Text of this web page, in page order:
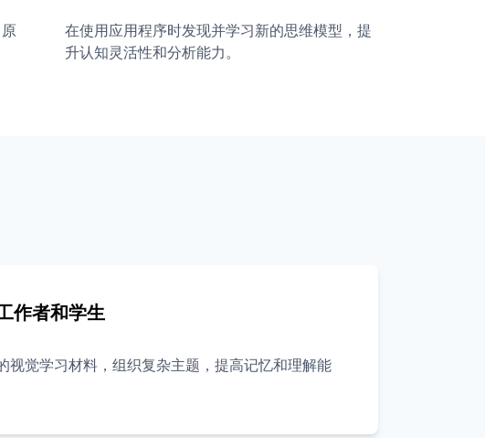
在使用应用程序时发现并学习新的思维模型，提
升认知灵活性和分析能力。
作者和学生
视觉学习材料，组织复杂主题，提高记忆和理解能